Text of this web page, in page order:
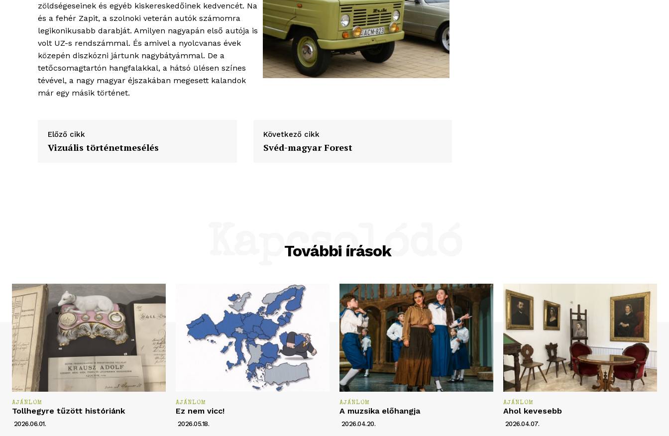
zöldségeseinek és egyéb kiskereskedőinek kedvencét. Na
és a fehér Zapit, a szolnoki veterán autók számomra
legikonikusabb darabját. Amilyen nagyapán első autója is
volt UZ-s rendszámmal. És amivel a nyolcvanas évek
közepén diszkózni jártunk nagybátyámmal. De a
tetőcsomagtartón hangfalakkal, a hátsó ülésen színes
tévével, a nagy magyar éjszakában megesett kalandok
már egy másik történet.
Előző cikk
Vizuális történetmesélés
Következő cikk
Svéd-magyar Forest
További írások
Kapcsolódó
AJÁNLOM
Tollhegyre tűzött históriánk
2026.06.01.
AJÁNLOM
Ez nem vicc!
2026.05.18.
AJÁNLOM
A muzsika előhangja
2026.04.20.
AJÁNLOM
Ahol kevesebb
2026.04.07.